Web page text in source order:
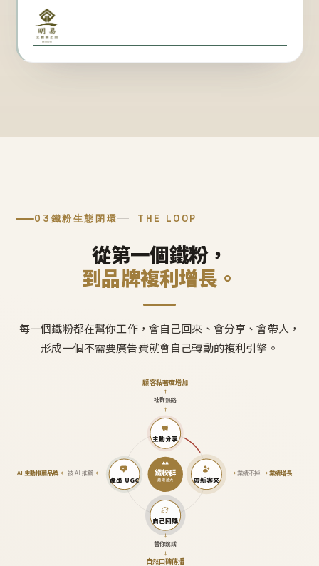
03 鐵粉生態閉環 THE LOOP
從第一個鐵粉，
到品牌複利增長。
每一個鐵粉都在幫你工作，會自己回來、會分享、會帶人，
形成一個不需要廣告費就會自己轉動的複利引擎。
鐵粉群
越滾越大
主動分享
↑
社群熱絡
↑
顧客黏著度增加
帶新客來
→業績不掉 →業績增長
自己回購
↓
替你說話
↓
自然口碑傳播
產出 UGC
AI 主動推薦品牌←被 AI 推薦 ←